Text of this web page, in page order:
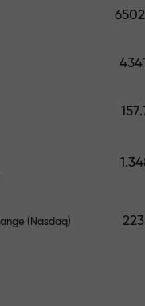
倍的奖金。
越大，倍数越
物大
—
的利
奖
(Nasdaq)
从零